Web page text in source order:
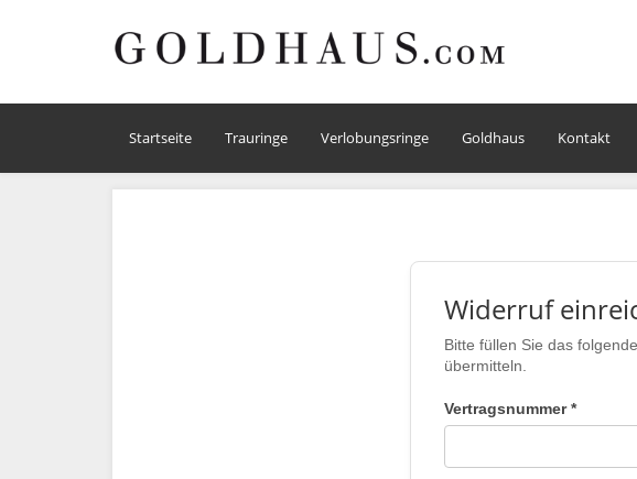
Startseite Trauringe Verlobungsringe Goldhaus Kontakt
Widerruf
Bitte füllen Sie das
übermitteln.
Vertragsnummer *